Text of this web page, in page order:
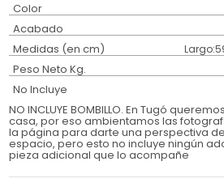
Color
Acabado
Medidas (en cm)
Peso Neto Kg.
No Incluye
NO INCLUYE BOMBILLO. En Tugó
casa, por eso ambientamos las
la página para darte una perspectiva
espacio, pero esto no incluye ningún
pieza adicional que lo acompañe